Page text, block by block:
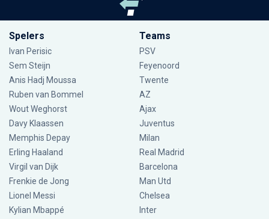
Spelers
Ivan Perisic
Sem Steijn
Anis Hadj Moussa
Ruben van Bommel
Wout Weghorst
Davy Klaassen
Memphis Depay
Erling Haaland
Virgil van Dijk
Frenkie de Jong
Lionel Messi
Kylian Mbappé
Teams
PSV
Feyenoord
Twente
AZ
Ajax
Juventus
Milan
Real Madrid
Barcelona
Man Utd
Chelsea
Inter